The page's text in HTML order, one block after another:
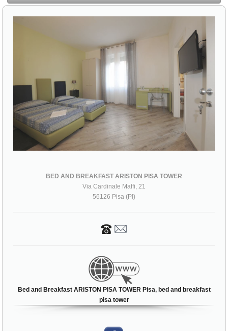
BED AND BREAKFAST ARISTON PISA TOWER
Via Cardinale Maffi, 21
56126 Pisa (PI)
Bed and Breakfast ARISTON PISA TOWER Pisa, bed and breakfast
pisa tower